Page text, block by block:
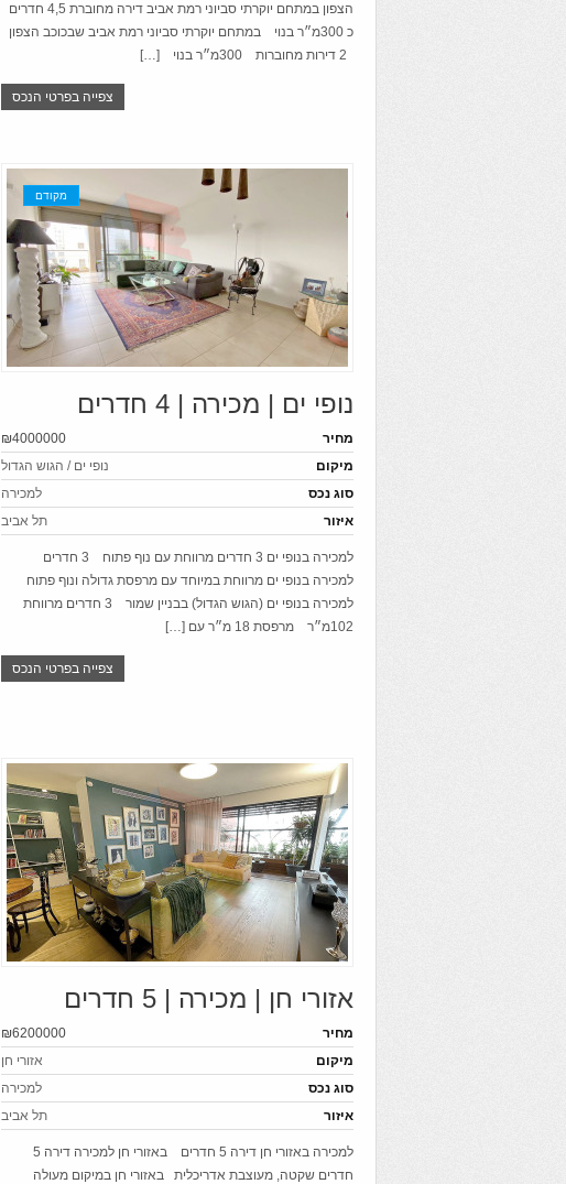
הצפון במתחם יוקרתי סביוני רמת אביב דירה מחוברת 4,5 חדרים
כ 300מ״ר בנוי במתחם יוקרתי סביוני רמת אביב שבכוכב הצפון
צפייה בפרטי הנכס
מקודם
נופי ים | מכירה | 4 חדרים
מחיר
₪4000000
מיקום
נופי ים / הגוש הגדול
סוג נכס
למכירה
איזור
תל אביב
למכירה בנופי ים 3 חדרים מרווחת עם נוף פתוח 3 חדרים
למכירה בנופי ים מרווחת במיוחד עם מרפסת גדולה ונוף פתוח
למכירה בנופי ים (הגוש הגדול) בבניין שמור 3 חדרים מרווחת
102מ״ר מרפסת 18 מ״ר עם […]
צפייה בפרטי הנכס
אזורי חן | מכירה | 5 חדרים
מחיר
₪6200000
מיקום
אזורי חן
סוג נכס
למכירה
איזור
תל אביב
למכירה באזורי חן דירה 5 חדרים באזורי חן למכירה דירה 5
חדרים שקטה, מעוצבת אדריכלית באזורי חן במיקום מעולה